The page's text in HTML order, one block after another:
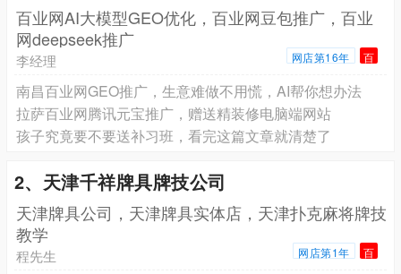
百业网AI大模型GEO优化，百业网豆包推广，百业
网deepseek推广
李经理 网店第16年 百
南昌百业网GEO推广，生意难做不用慌，AI帮你想办法
拉萨百业网腾讯元宝推广，赠送精装修电脑端网站
孩子究竟要不要送补习班，看完这篇文章就清楚了
2、天津千祥牌具牌技公司
天津牌具公司，天津牌具实体店，天津扑克麻将牌技
教学
程先生 网店第1年 百